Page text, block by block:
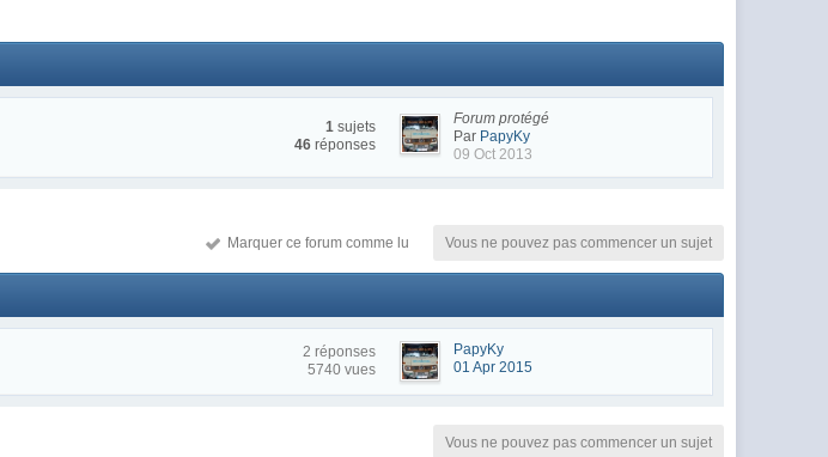
1 sujets
46 réponses
Forum protégé
Par PapyKy
09 Oct 2013
Vous ne pouvez pas commencer un sujet
Marquer ce forum comme lu
2 réponses
5740 vues
PapyKy
01 Apr 2015
Vous ne pouvez pas commencer un sujet